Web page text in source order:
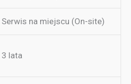
Serwis na miejscu (On-site)
3 lata